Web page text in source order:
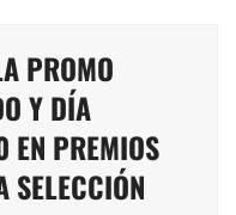
PROMO
Y DÍA
PREMIOS
SELECCIÓN